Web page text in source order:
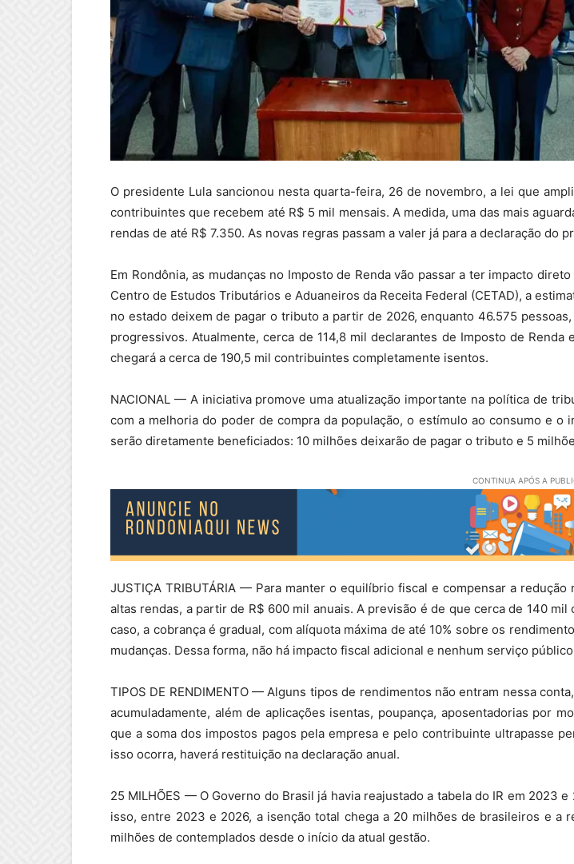
O presidente Lula sancionou nesta quarta-feira, 26 de novembro, a lei que
contribuintes que recebem até R$ 5 mil mensais. A medida, uma das mais
rendas de até R$ 7.350. As novas regras passam a valer já para a declaração do
Em Rondônia, as mudanças no Imposto de Renda vão passar a ter impacto
Centro de Estudos Tributários e Aduaneiros da Receita Federal (CETAD), a
no estado deixem de pagar o tributo a partir de 2026, enquanto 46.575
progressivos. Atualmente, cerca de 114,8 mil declarantes de Imposto de
chegará a cerca de 190,5 mil contribuintes completamente isentos.
NACIONAL — A iniciativa promove uma atualização importante na política de
com a melhoria do poder de compra da população, o estímulo ao consumo e
serão diretamente beneficiados: 10 milhões deixarão de pagar o tributo e 5
CONTINUA APÓS A
JUSTIÇA TRIBUTÁRIA — Para manter o equilíbrio fiscal e compensar a
altas rendas, a partir de R$ 600 mil anuais. A previsão é de que cerca de 140
caso, a cobrança é gradual, com alíquota máxima de até 10% sobre os
mudanças. Dessa forma, não há impacto fiscal adicional e nenhum serviço
TIPOS DE RENDIMENTO — Alguns tipos de rendimentos não entram nessa
acumuladamente, além de aplicações isentas, poupança, aposentadorias por
que a soma dos impostos pagos pela empresa e pelo contribuinte ultrapasse
isso ocorra, haverá restituição na declaração anual.
25 MILHÕES — O Governo do Brasil já havia reajustado a tabela do IR em 2023
isso, entre 2023 e 2026, a isenção total chega a 20 milhões de brasileiros e
milhões de contemplados desde o início da atual gestão.